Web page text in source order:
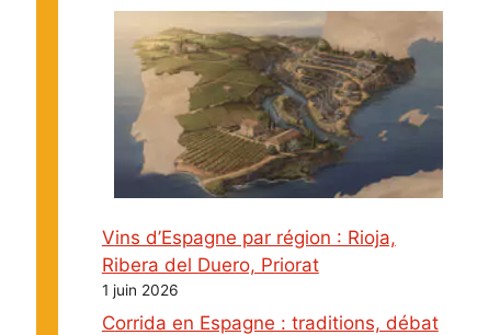
Vins d’Espagne par région : Rioja,
Ribera del Duero, Priorat
1 juin 2026
Corrida en Espagne : traditions, débat